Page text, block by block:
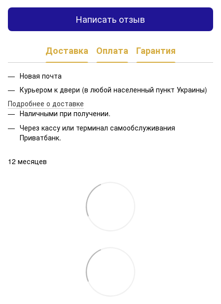
Написать отзыв
Доставка Оплата Гарантия
Новая почта
Курьером к двери (в любой населенный пункт Украины)
Подробнее о доставке
Наличными при получении.
Через кассу или терминал самообслуживания
Приватбанк.
12 месяцев